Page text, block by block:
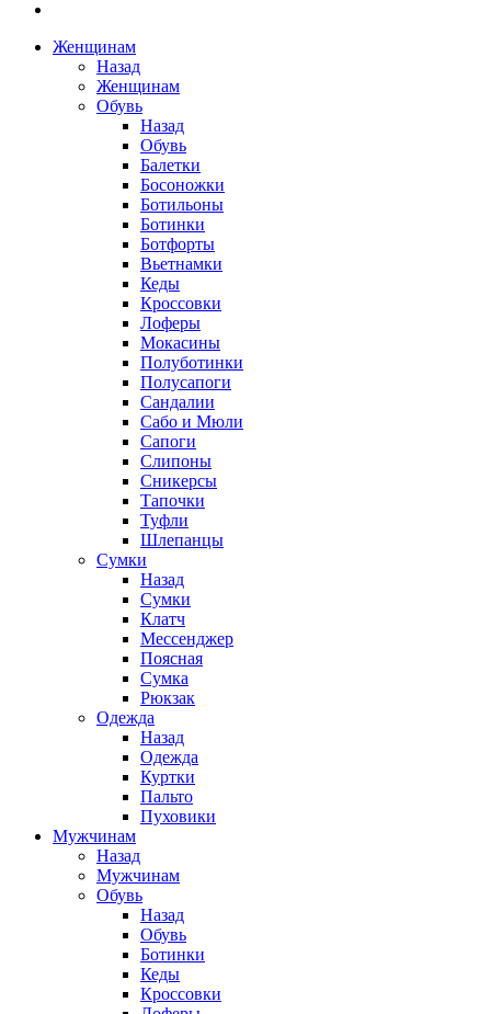
Женщинам
Назад
Женщинам
Обувь
Назад
Обувь
Балетки
Босоножки
Ботильоны
Ботинки
Ботфорты
Вьетнамки
Кеды
Кроссовки
Лоферы
Мокасины
Полуботинки
Полусапоги
Сандалии
Сабо и Мюли
Сапоги
Слипоны
Сникерсы
Тапочки
Туфли
Шлепанцы
Cумки
Назад
Cумки
Клатч
Мессенджер
Поясная
Сумка
Рюкзак
Одежда
Назад
Одежда
Куртки
Пальто
Пуховики
Мужчинам
Назад
Мужчинам
Обувь
Назад
Обувь
Ботинки
Кеды
Кроссовки